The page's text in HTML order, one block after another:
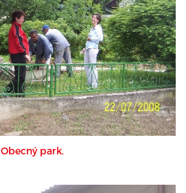
Obecný park.